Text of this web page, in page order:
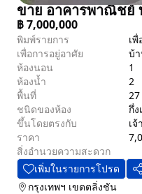
ขาย อาคารพาณิชย์
฿7,000,000
พิมพ์รายการ
เ
เพื่อการอยู่อาศัย
บ้
ห้องนอน
1
ห้องน้ำ
2
พื้นที่
27
ชนิดของห้อง
กึ่ง
ขึ้นโดยตรงกับ
เจ้
ราคา
สิ่งอำนวยความสะดวก
เพิ่มในรายการโปรด
กรุงเทพฯ เขตตลิ่งชัน